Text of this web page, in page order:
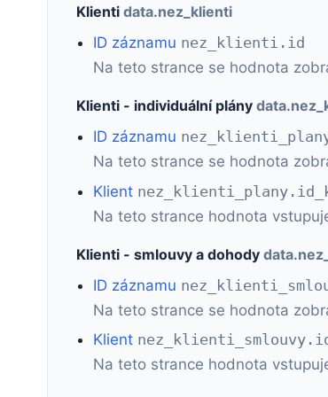
Klienti data.nez_klienti
ID záznamu nez_klienti.id
Na teto strance se hodnota
Klienti - individuální plány
ID záznamu
Na teto strance se hodnota
Klient
Na teto strance hodnota
Klienti - smlouvy a dohody
ID záznamu
Na teto strance se hodnota
Klient
Na teto strance hodnota